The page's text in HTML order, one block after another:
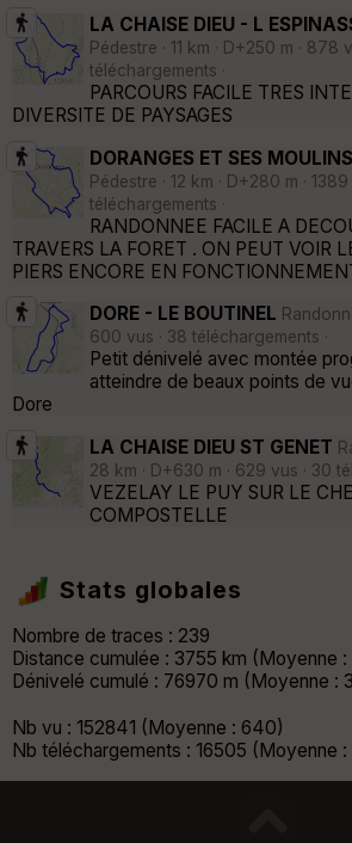
LA CHAISE DIEU - L
Pédestre · 11 km · D+250 m · 878
téléchargements ·
PARCOURS FACILE TRES
DIVERSITE DE PAYSAGES
DORANGES ET SES MOULINS
Pédestre · 12 km · D+280 m ·
téléchargements ·
RANDONNEE FACILE A
TRAVERS LA FORET . ON PEUT VOIR
PIERS ENCORE EN
DORE - LE BOUTINEL
600 vus · 38 téléchargements ·
Petit dénivelé avec montée
atteindre de beaux points de
Dore
LA CHAISE DIEU ST GENET
28 km · D+630 m · 629 vus · 30
VEZELAY LE PUY SUR LE
COMPOSTELLE
Stats globales
Nombre de traces : 239
Distance cumulée : 3755 km (Moyenne :
Dénivelé cumulé : 76970 m (Moyenne :
Nb vu : 152841 (Moyenne : 640)
Nb téléchargements : 16505 (Moyenne :